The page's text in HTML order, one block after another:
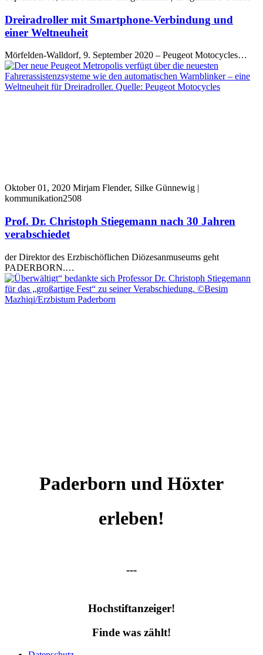
Dreiradroller mit Smartphone-Verbindung und
einer Weltneuheit
Mörfelden-Walldorf, 9. September 2020 – Peugeot Motocycles…
Oktober 01, 2020 Mirjam Flender, Silke Günnewig |
kommunikation2508
Prof. Dr. Christoph Stiegemann nach 30 Jahren
verabschiedet
der Direktor des Erzbischöflichen Diözesanmuseums geht
PADERBORN.…
Paderborn und Höxter
erleben!
---
Hochstiftanzeiger!
Finde was zählt!